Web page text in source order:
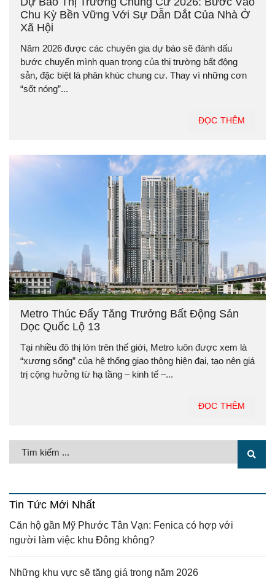
Chu Kỳ Bền Vững Với Sự Dẫn Dắt Của Nhà Ở
Xã Hội
Năm 2026 được các chuyên gia dự báo sẽ đánh dấu
bước chuyển mình quan trọng của thị trường bất động
sản, đặc biệt là phân khúc chung cư. Thay vì những cơn
“sốt nóng”...
ĐỌC THÊM
Metro Thúc Đẩy Tăng Trưởng Bất Động Sản
Dọc Quốc Lộ 13
Tại nhiều đô thị lớn trên thế giới, Metro luôn được xem là
“xương sống” của hệ thống giao thông hiện đại, tạo nên giá
trị cộng hưởng từ hạ tầng – kinh tế –...
ĐỌC THÊM
Tin Tức Mới Nhất
Căn hộ gần Mỹ Phước Tân Vạn: Fenica có hợp với
người làm việc khu Đông không?
Những khu vực sẽ tăng giá trong năm 2026